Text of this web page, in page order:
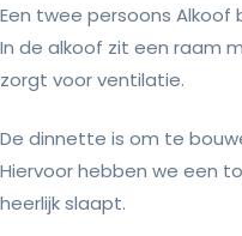
Een twee persoons
In de alkoof zit een raam
zorgt voor ventilatie.
De dinnette is om te
Hiervoor hebben we een
heerlijk slaapt.